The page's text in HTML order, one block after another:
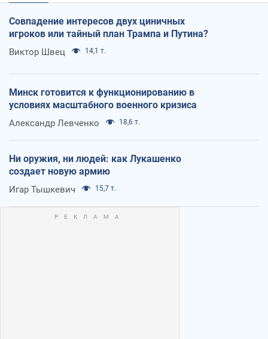
Совпадение интересов двух циничных
игроков или тайный план Трампа и Путина?
Виктор Швец 14,1 т.
Минск готовится к функционированию в
условиях масштабного военного кризиса
Александр Левченко 18,6 т.
Ни оружия, ни людей: как Лукашенко
создает новую армию
Игар Тышкевич 15,7 т.